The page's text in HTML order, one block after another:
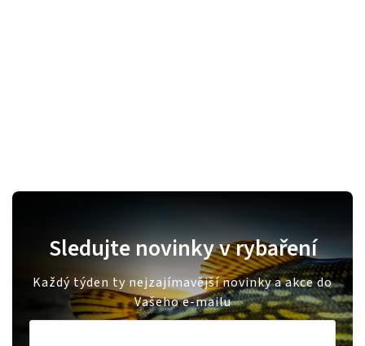
Sledujte novinky v rybaření
Každý týden ty nejzajímavější novinky a akce do
Vašeho e-mailu